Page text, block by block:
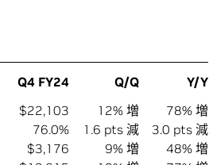
Q4 FY24 Q/Q
Y/Y
$22,103 12% 増
78% 増
76.0% 1.6 pts 減
3.0 pts 減
$3,176 9% 増
48% 増